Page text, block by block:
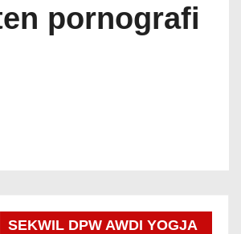
pornografi
SEKWIL DPW AWDI YOGJA